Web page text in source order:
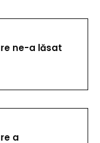
ne-a lăsat
a